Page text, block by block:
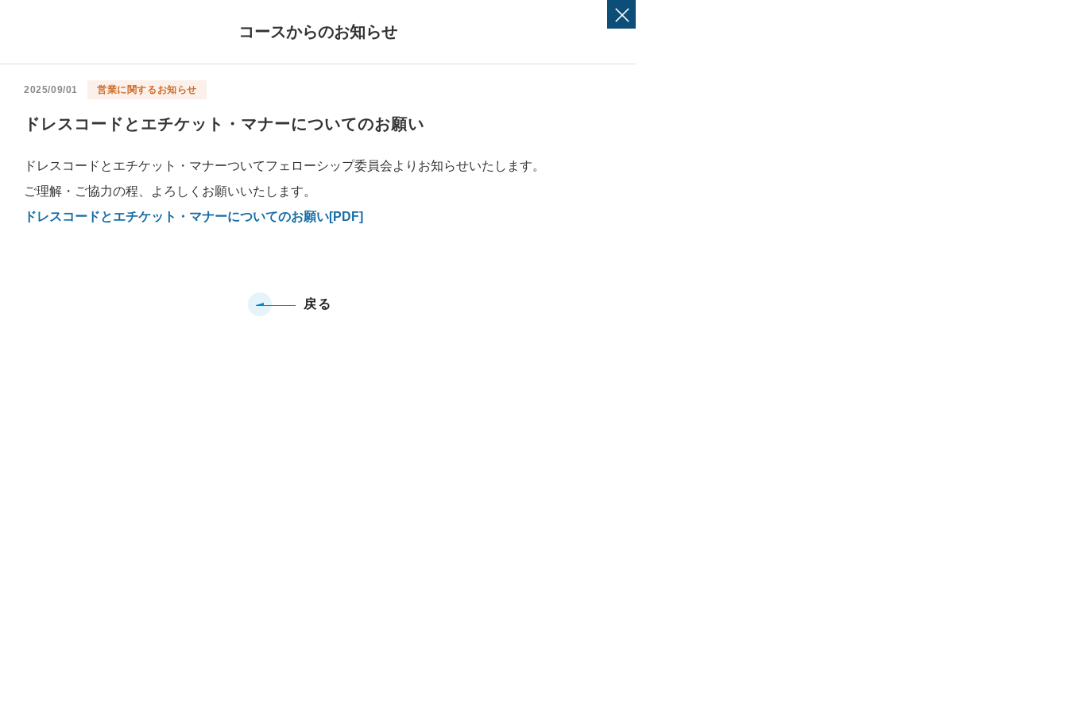
コースからのお知らせ
2025/09/01 営業に関するお知らせ
ドレスコードとエチケット・マナーについてのお願い
ドレスコードとエチケット・マナーついてフェローシップ委員会よりお知らせいたします。
ご理解・ご協力の程、よろしくお願いいたします。
ドレスコードとエチケット・マナーについてのお願い[PDF]
戻る